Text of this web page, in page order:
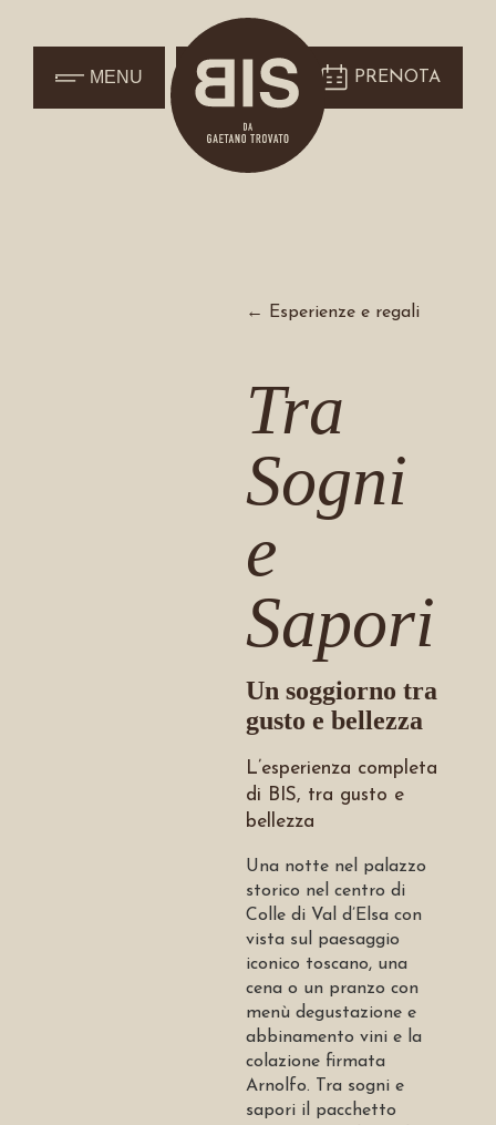
MENU PRENOTA
← Esperienze e regali
Tra
Sogni
e
Sapori
Un soggiorno tra
gusto e bellezza
L’esperienza completa
di BIS, tra gusto e
bellezza
Una notte nel palazzo
storico nel centro di
Colle di Val d’Elsa con
vista sul paesaggio
iconico toscano, una
cena o un pranzo con
menù degustazione e
abbinamento vini e la
colazione firmata
Arnolfo. Tra sogni e
sapori il pacchetto
Osteria
Via XX Settembre, 50,
Colle di Val d'Elsa (SI)
Whatsapp
Orari di apertura
Chiuso
18:00-22:00
18:00-22:00
18:00-22:00
18:00-22:00
18:00-22:00
18:00-22:00
Aperitivo dalle 18:00 alle 20:00